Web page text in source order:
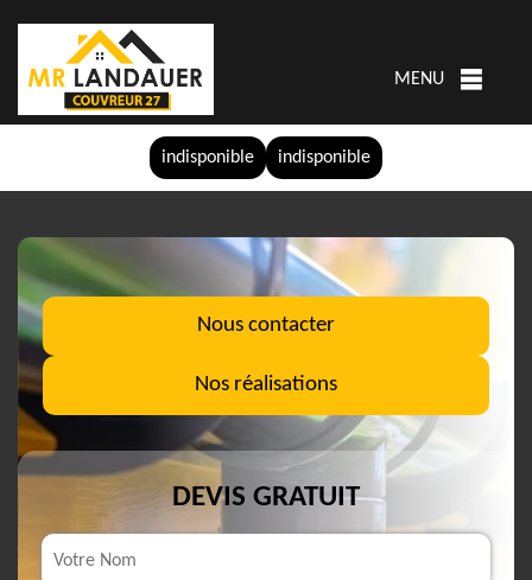
indisponible indisponible
MENU
Nous contacter
Nos réalisations
DEVIS GRATUIT